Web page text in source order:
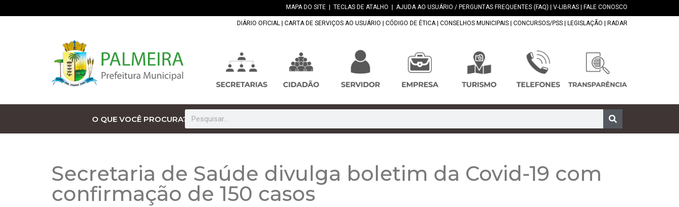
MAPA DO SITE TECLAS DE ATALHO AJUDA AO USUÁRIO / PERGUNTAS FREQUENTES (FAQ) V-LIBRAS FALE CONOSCO
DIÁRIO OFICIAL CARTA DE SERVIÇOS AO USUÁRIO CÓDIGO DE ÉTICA| CONSELHOS MUNICIPAIS CONCURSOS/PSS LEGISLAÇÃO RADAR
O QUE VOCÊ PROCURA?
Secretaria de Saúde divulga boletim da Covid-19 com
confirmação de 150 casos